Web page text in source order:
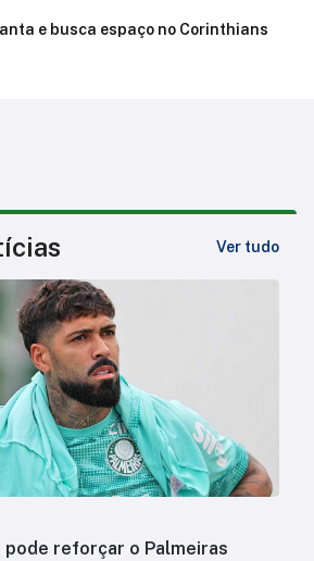
e busca espaço no Corinthians
Ver tudo
pode reforçar o Palmeiras